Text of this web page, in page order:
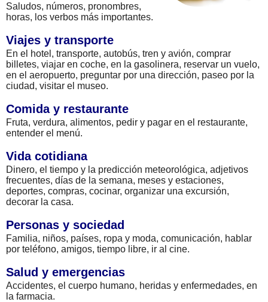
Saludos, números, pronombres,
horas, los verbos más importantes.
Viajes y transporte
En el hotel, transporte, autobús, tren y avión, comprar
billetes, viajar en coche, en la gasolinera, reservar un vuelo,
en el aeropuerto, preguntar por una dirección, paseo por la
ciudad, visitar el museo.
Comida y restaurante
Fruta, verdura, alimentos, pedir y pagar en el restaurante,
entender el menú.
Vida cotidiana
Dinero, el tiempo y la predicción meteorológica, adjetivos
frecuentes, días de la semana, meses y estaciones,
deportes, compras, cocinar, organizar una excursión,
decorar la casa.
Personas y sociedad
Familia, niños, países, ropa y moda, comunicación, hablar
por teléfono, amigos, tiempo libre, ir al cine.
Salud y emergencias
Accidentes, el cuerpo humano, heridas y enfermedades, en
la farmacia.